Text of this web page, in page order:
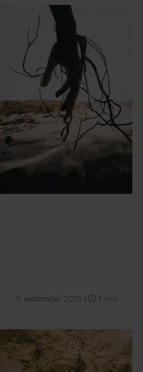
9 september 2015 1 min